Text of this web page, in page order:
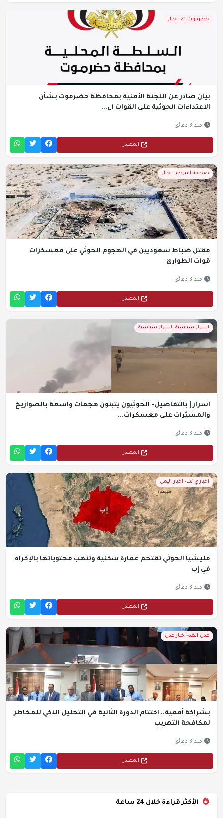
حضرموت 21- اخبار
بيان صادر عن اللجنة الأمنية بمحافظة حضرموت بشأن
الاعتداءات الحوثية على القوات ال...
منذ 3 دقائق
المصدر
صحيفة المرصد- اخبار
مقتل ضباط سعوديين في الهجوم الحوثي على معسكرات
قوات الطوارئ
منذ 3 دقائق
المصدر
اسرار سياسية- اسرار سياسية
اسرار | بالتفاصيل- الحوثيون يتبنون هجمات واسعة بالصواريخ
والمسيّرات على معسكرات...
منذ 3 دقائق
المصدر
اخباري نت- اخبار اليمن
مليشيا الحوثي تقتحم عمارة سكنية وتنهب محتوياتها بالإكراه
في إب
منذ 3 دقائق
المصدر
عدن الغد- أخبار عدن
بشراكة أممية.. اختتام الدورة الثانية في التحليل الذكي للمخاطر
لمكافحة التهريب
منذ 3 دقائق
المصدر
الأكثر قراءة خلال 24 ساعة